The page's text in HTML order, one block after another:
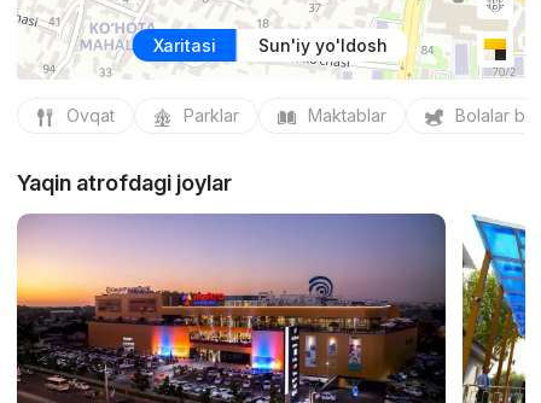
Xaritasi Sun'iy yo'ldosh
Ovqat Parklar Maktablar Bolalar
Yaqin atrofdagi joylar